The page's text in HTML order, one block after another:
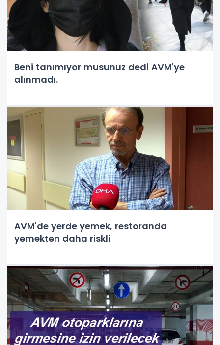
Beni tanımıyor musunuz dedi AVM'ye
alınmadı.
AVM'de yerde yemek, restoranda
yemekten daha riskli